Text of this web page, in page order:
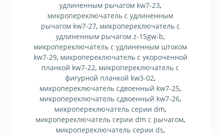
удлиненным рычагом kw7-23,
микропереключатель с удлиненным
рычагом kw7-27, микропереключатель с
удлиненным рычагом z-15gw-b,
микропереключатель с удлиненным штоком
kw7-29, микропереключатель с укороченной
планкой kw7-22, микропереключатель с
фигурной планкой kw3-02,
микропереключатель сдвоенный kw7-25,
микропереключатель сдвоенный kw7-26,
микропереключатель серии dm,
микропереключатель серии dm с рычагом,
микропереключатель серии ds,